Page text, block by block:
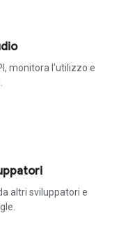
monitora l'utilizzo e
altri sviluppatori e